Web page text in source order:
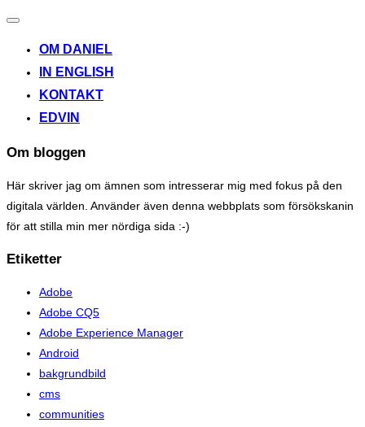
Toggle
OM DANIEL
IN ENGLISH
KONTAKT
EDVIN
Om bloggen
Här skriver jag om ämnen som intresserar mig med fokus på den
digitala världen. Använder även denna webbplats som försökskanin
för att stilla min mer nördiga sida :-)
Etiketter
Adobe
Adobe CQ5
Adobe Experience Manager
Android
bakgrundbild
cms
communities